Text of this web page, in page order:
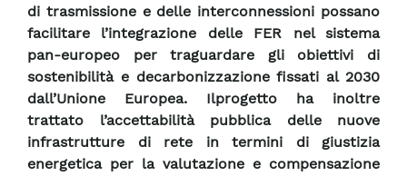
di trasmissione e delle interconnessioni possano
facilitare l’integrazione delle FER nel sistema
pan-europeo per traguardare gli obiettivi di
sostenibilità e decarbonizzazione fissati al 2030
dall’Unione Europea. Ilprogetto ha inoltre
trattato l’accettabilità pubblica delle nuove
infrastrutture di rete in termini di giustizia
energetica per la valutazione e compensazione